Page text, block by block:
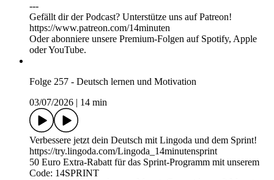
---
Gefällt dir der Podcast? Unterstütze uns auf ⁠⁠⁠⁠⁠⁠⁠⁠⁠⁠⁠⁠Patreon⁠⁠⁠⁠⁠⁠⁠⁠⁠⁠⁠⁠!
https://www.patreon.com/14minuten
Oder abonniere unsere Premium-Folgen auf Spotify, Apple
oder YouTube.
Folge 257 - Deutsch lernen und Motivation
03/07/2026
14 min
Verbessere jetzt dein Deutsch mit Lingoda und dem Sprint!
https://try.lingoda.com/Lingoda_14minutensprint
50 Euro Extra-Rabatt für das Sprint-Programm mit unserem
Code: 14SPRINT